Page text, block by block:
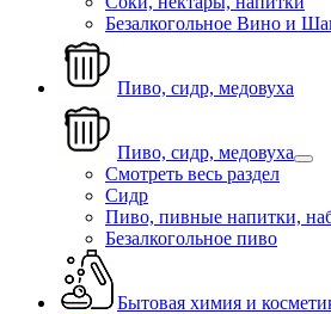
Безалкогольное Вино и
Пиво, сидр, медовуха
Пиво, сидр, медовуха
Смотреть весь раздел
Сидр
Пиво, пивные напитки,
Безалкогольное пиво
Бытовая химия и